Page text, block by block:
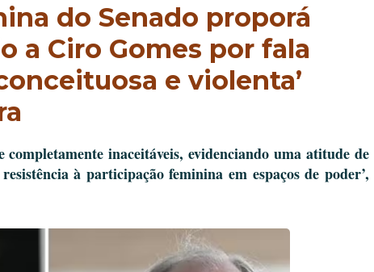
do Senado proporá
a Ciro Gomes por fala
e violenta’
completamente inaceitáveis, evidenciando uma atitude de
à participação feminina em espaços de poder’,